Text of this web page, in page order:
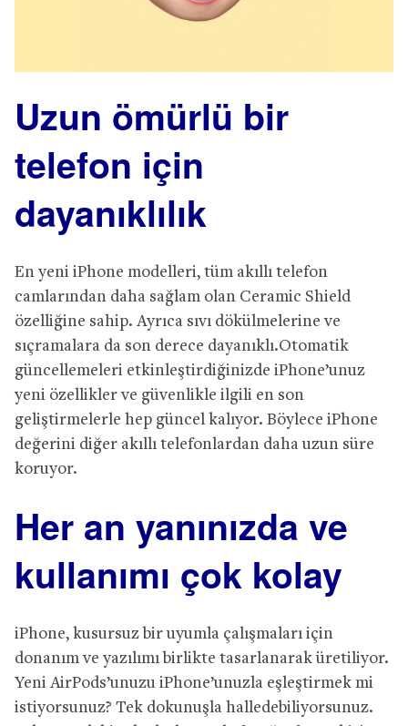
Uzun ömürlü bir
telefon için
dayanıklılık
En yeni iPhone modelleri, tüm akıllı telefon
camlarından daha sağlam olan Ceramic Shield
özelliğine sahip. Ayrıca sıvı dökülmelerine ve
sıçramalara da son derece dayanıklı.Otomatik
güncellemeleri etkinleştirdiğinizde iPhone’unuz
yeni özellikler ve güvenlikle ilgili en son
geliştirmelerle hep güncel kalıyor. Böylece iPhone
değerini diğer akıllı telefonlardan daha uzun süre
koruyor.
Her an yanınızda ve
kullanımı çok kolay
iPhone, kusursuz bir uyumla çalışmaları için
donanım ve yazılımı birlikte tasarlanarak üretiliyor.
Yeni AirPods’unuzu iPhone’unuzla eşleştirmek mi
istiyorsunuz? Tek dokunuşla halledebiliyorsunuz.